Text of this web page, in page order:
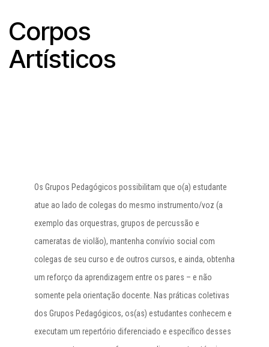
Corpos
Artísticos
Os Grupos Pedagógicos possibilitam que o(a) estudante
atue ao lado de colegas do mesmo instrumento/voz (a
exemplo das orquestras, grupos de percussão e
cameratas de violão), mantenha convívio social com
colegas de seu curso e de outros cursos, e ainda, obtenha
um reforço da aprendizagem entre os pares – e não
somente pela orientação docente. Nas práticas coletivas
dos Grupos Pedagógicos, os(as) estudantes conhecem e
executam um repertório diferenciado e específico desses